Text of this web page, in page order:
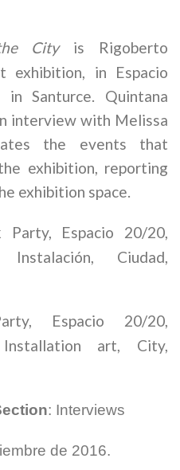
Cityis Rigoberto
exhibition, in Espacio
Santurce. Quintana
interview with Melissa
the events that
exhibition, reporting
exhibition space.
Party, Espacio 20/20,
Ciudad,
Espacio 20/20,
art, City,
: Interviews
de 2016.